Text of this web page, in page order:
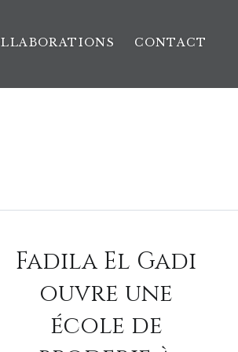
CONTACT
Fadila El Gadi
ouvre une
école de